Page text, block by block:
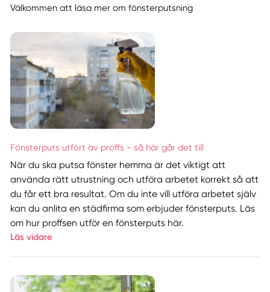
Välkommen att läsa mer om fönsterputsning
Fönsterputs utfört av proffs - så här går det till
När du ska putsa fönster hemma är det viktigt att
använda rätt utrustning och utföra arbetet korrekt så att
du får ett bra resultat. Om du inte vill utföra arbetet själv
kan du anlita en städfirma som erbjuder fönsterputs. Läs
om hur proffsen utför en fönsterputs här.
Läs vidare